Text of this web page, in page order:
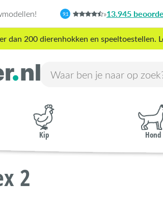
9,1 »13.945
dan 200 dierenhokken en speeltoestellen.
Kip Hond
2